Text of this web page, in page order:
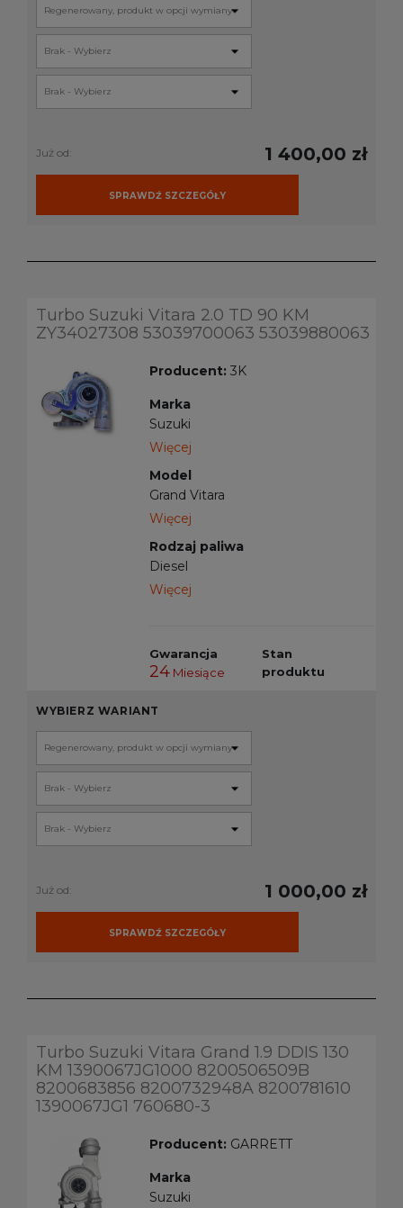
Już od: 1 400,00 zł
SPRAWDŹ SZCZEGÓŁY
Turbo Suzuki Vitara 2.0 TD 90 KM
ZY34027308 53039700063 53039880063
Producent: 3K
Marka
Suzuki
Więcej
Model
Grand Vitara
Więcej
Rodzaj paliwa
Diesel
Więcej
Gwarancja
24Miesiące
Stan
produktu
WYBIERZ WARIANT
Już od: 1 000,00 zł
SPRAWDŹ SZCZEGÓŁY
Turbo Suzuki Vitara Grand 1.9 DDIS 130
KM 1390067JG1000 8200506509B
8200683856 8200732948A 8200781610
1390067JG1 760680-3
Producent: GARRETT
Marka
Suzuki